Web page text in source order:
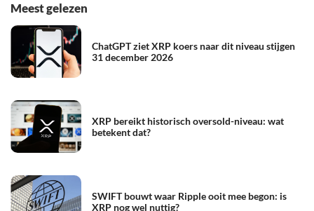
Meest gelezen
ChatGPT ziet XRP koers naar dit niveau stijgen
31 december 2026
XRP bereikt historisch oversold-niveau: wat
betekent dat?
SWIFT bouwt waar Ripple ooit mee begon: is
XRP nog wel nuttig?